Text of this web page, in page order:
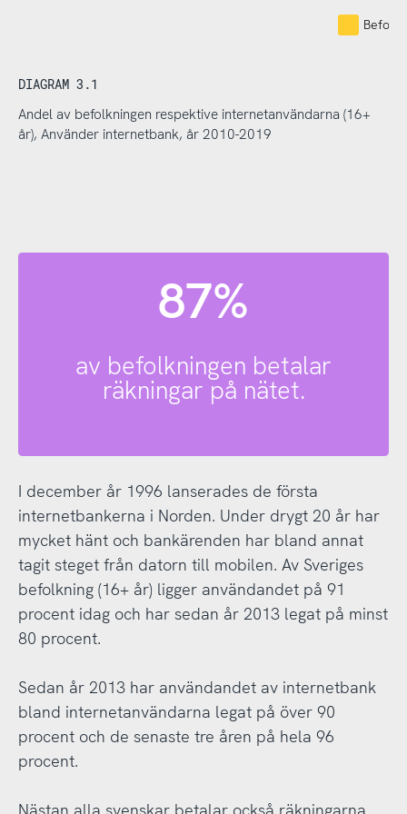
DIAGRAM 3.1
Andel av befolkningen respektive internetanvändarna (16+
år), Använder internetbank, år 2010-2019
87%
av befolkningen betalar
räkningar på nätet.
I december år 1996 lanserades de första
internetbankerna i Norden. Under drygt 20 år har
mycket hänt och bankärenden har bland annat
tagit steget från datorn till mobilen. Av Sveriges
befolkning (16+ år) ligger användandet på 91
procent idag och har sedan år 2013 legat på minst
80 procent.
Sedan år 2013 har användandet av internetbank
bland internetanvändarna legat på över 90
procent och de senaste tre åren på hela 96
procent.
Nästan alla svenskar betalar också räkningarna